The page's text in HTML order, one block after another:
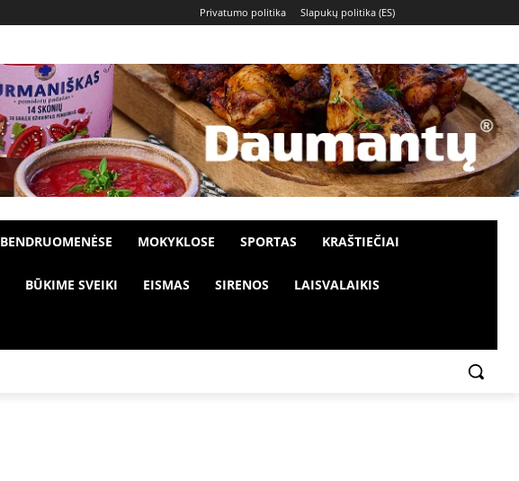
Privatumo politika Slapukų politika (ES)
BENDRUOMENĖSE MOKYKLOSE SPORTAS KRAŠTIEČIAI
BŪKIME SVEIKI EISMAS SIRENOS LAISVALAIKIS